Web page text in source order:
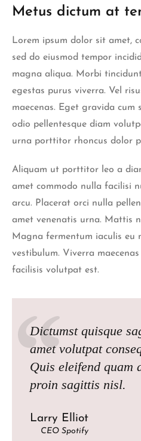
Metus dictum at
Lorem ipsum dolor sit amet,
sed do eiusmod tempor
magna aliqua. Morbi
egestas purus viverra. Vel
maecenas. Eget gravida cum
odio pellentesque diam
urna porttitor rhoncus dolor
Aliquam ut porttitor leo a
amet commodo nulla facilisi
arcu. Placerat orci nulla
amet venenatis urna. Mattis
Magna fermentum iaculis eu
vestibulum. Viverra maecenas
facilisis volutpat est.
Dictumst quisque
amet volutpat
Quis eleifend quam
proin sagittis nisl.
Larry Elliot
CEO Spotify